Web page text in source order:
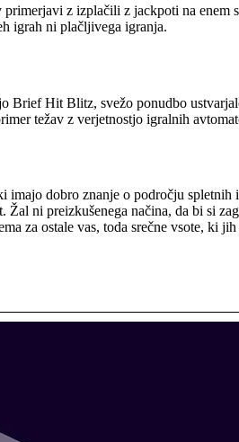
z izplačili z jackpoti na
igrah ni plačljivega igranja.
Hit Blitz, svežo ponudbo
težav z verjetnostjo igralnih
dobro znanje o področju
ni preizkušenega načina, da bi si
za ostale vas, toda srečne vsote, ki